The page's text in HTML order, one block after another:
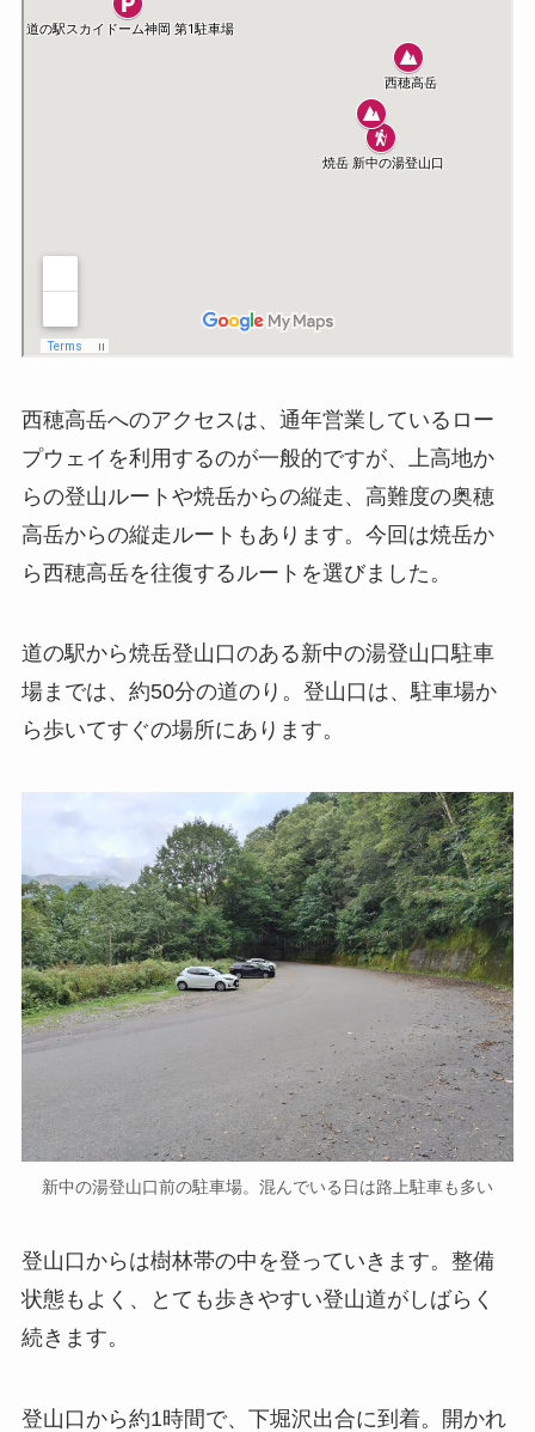
西穂高岳へのアクセスは、通年営業しているロー
プウェイを利用するのが一般的ですが、上高地か
らの登山ルートや焼岳からの縦走、高難度の奥穂
高岳からの縦走ルートもあります。今回は焼岳か
ら西穂高岳を往復するルートを選びました。
道の駅から焼岳登山口のある新中の湯登山口駐車
場までは、約50分の道のり。登山口は、駐車場か
ら歩いてすぐの場所にあります。
新中の湯登山口前の駐車場。混んでいる日は路上駐車も多い
登山口からは樹林帯の中を登っていきます。整備
状態もよく、とても歩きやすい登山道がしばらく
続きます。
登山口から約1時間で、下堀沢出合に到着。開かれ